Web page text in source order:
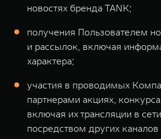
новостях бренда TANK;
получения Пользователем
и рассылок, включая
характера;
участия в проводимых
партнерами акциях,
включая их трансляции в
посредством других каналов